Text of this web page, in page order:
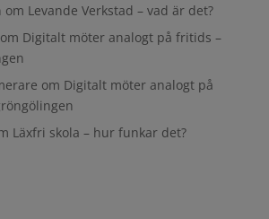
om Levande Verkstad – vad är det?
om Digitalt möter analogt på fritids –
om Digitalt möter analogt på
Läxfri skola – hur funkar det?